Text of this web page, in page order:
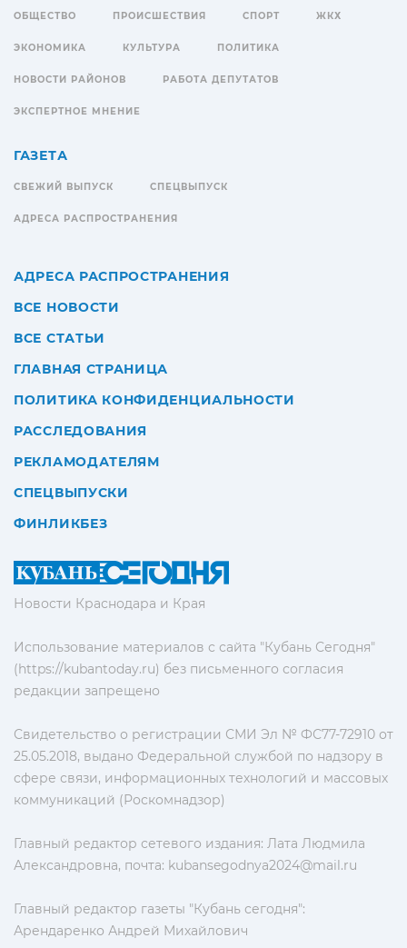
Новости Краснодара и Края
Использование материалов с сайта "Кубань Сегодня"
(https://kubantoday.ru) без письменного согласия
редакции запрещено
Свидетельство о регистрации СМИ Эл № ФС77-72910 от
25.05.2018, выдано Федеральной службой по надзору в
сфере связи, информационных технологий и массовых
коммуникаций (Роскомнадзор)
Главный редактор сетевого издания: Лата Людмила
Александровна, почта: kubansegodnya2024@mail.ru
Главный редактор газеты "Кубань сегодня":
Арендаренко Андрей Михайлович
ОБЩЕСТВО ПРОИСШЕСТВИЯ СПОРТ ЖКХ
ЭКОНОМИКА КУЛЬТУРА ПОЛИТИКА
НОВОСТИ РАЙОНОВ РАБОТА ДЕПУТАТОВ
ЭКСПЕРТНОЕ МНЕНИЕ
ГАЗЕТА
СВЕЖИЙ ВЫПУСК СПЕЦВЫПУСК
АДРЕСА РАСПРОСТРАНЕНИЯ
АДРЕСА РАСПРОСТРАНЕНИЯ
ВСЕ НОВОСТИ
ВСЕ СТАТЬИ
ГЛАВНАЯ СТРАНИЦА
ПОЛИТИКА КОНФИДЕНЦИАЛЬНОСТИ
РАССЛЕДОВАНИЯ
РЕКЛАМОДАТЕЛЯМ
СПЕЦВЫПУСКИ
ФИНЛИКБЕЗ